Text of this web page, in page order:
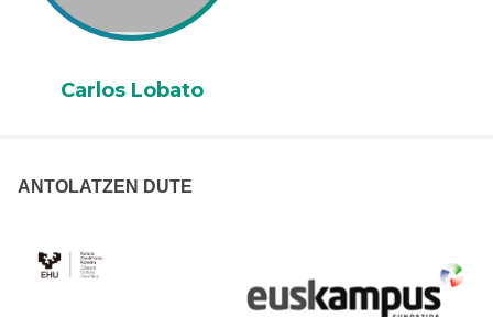
Carlos Lobato
ANTOLATZEN DUTE